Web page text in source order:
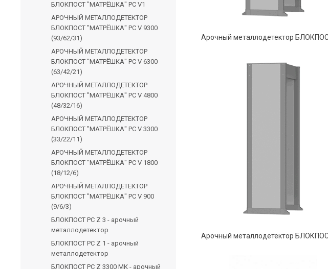
БЛОКПОСТ "МАТРЁШКА" PC V1
АРОЧНЫЙ МЕТАЛЛОДЕТЕКТОР
БЛОКПОСТ "МАТРЁШКА" PC V 9300
(93/62/31)
АРОЧНЫЙ МЕТАЛЛОДЕТЕКТОР
БЛОКПОСТ "МАТРЁШКА" PC V 6300
(63/42/21)
АРОЧНЫЙ МЕТАЛЛОДЕТЕКТОР
БЛОКПОСТ "МАТРЁШКА" PC V 4800
(48/32/16)
АРОЧНЫЙ МЕТАЛЛОДЕТЕКТОР
БЛОКПОСТ "МАТРЁШКА" PC V 3300
(33/22/11)
АРОЧНЫЙ МЕТАЛЛОДЕТЕКТОР
БЛОКПОСТ "МАТРЁШКА" PC V 1800
(18/12/6)
АРОЧНЫЙ МЕТАЛЛОДЕТЕКТОР
БЛОКПОСТ "МАТРЁШКА" PC V 900
(9/6/3)
БЛОКПОСТ PC Z 3 - арочный
металлодетектор
БЛОКПОСТ PC Z 1 - арочный
металлодетектор
БЛОКПОСТ PC Z 3300 MК - арочный